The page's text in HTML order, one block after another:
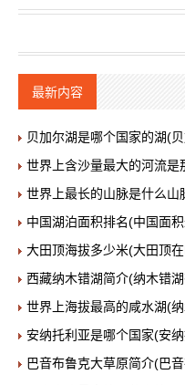
最新内容
贝加尔湖是哪个国家的湖(
世界上含沙量最大的河流是
世界上最长的山脉是什么山
中国湖泊面积排名(中国面
大田顶海拔多少米(大田顶
西藏纳木错湖简介(纳木错
世界上海拔最高的咸水湖(
安纳托利亚是哪个国家(安
巴音布鲁克大草原简介(巴